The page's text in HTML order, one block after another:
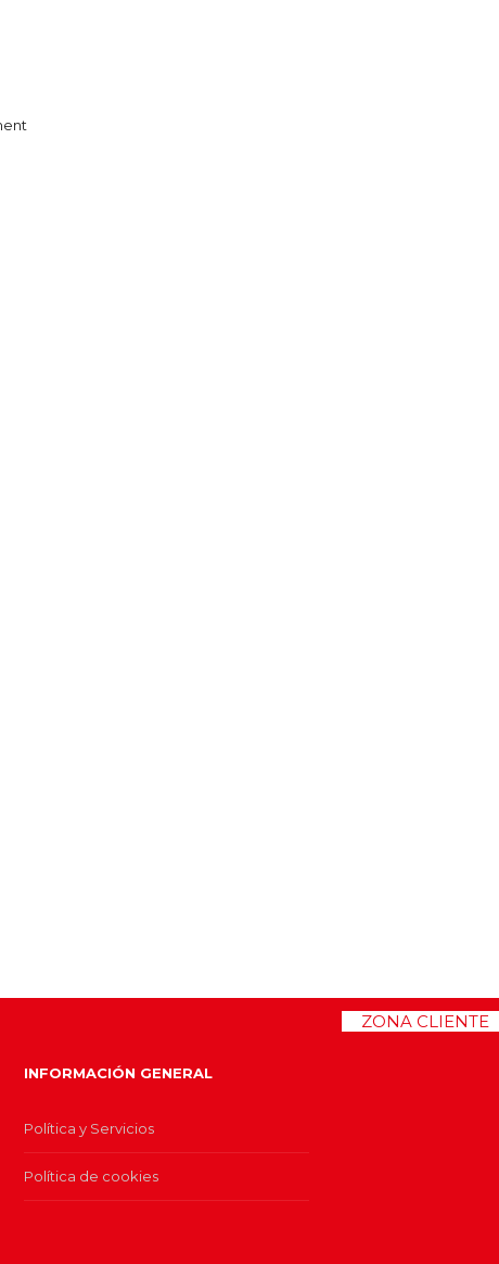
INFORMACIÓN GENERAL
Política y Servicios
Política de cookies
ZONA CLIENTE<<